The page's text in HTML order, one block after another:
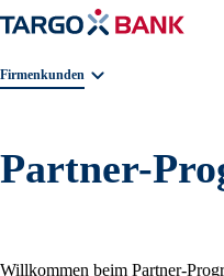
Geschäftsbereichnavigation. Aktuelle
Firmenkunden
Partner-
Willkommen beim Partner-